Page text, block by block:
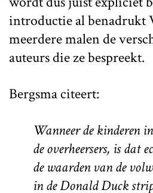
introductie al benadrukt
meerdere malen de
auteurs die ze bespreekt.
Bergsma citeert:
Wanneer de kinderen
de overheersers, is dat
de waarden van de
in de Donald Duck